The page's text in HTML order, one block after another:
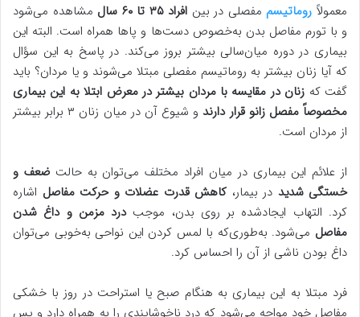
معمولاً روماتیسم مفصلی در بین افراد ۳۵ تا ۶۰ سال
مشاهده می‌شود
و با تورم مفاصل بدن به‌خصوص دست‌ها و پاها همراه است. البته این
بیماری در دوره میان‌سالی بیشتر بروز می‌کند. در پاسخ به این سؤال
که آیا زنان بیشتر به روماتیسم مفصلی مبتلا می‌شوند و یا مردان؟ باید
گفت که زنان در مقایسه با مردان بیشتر در معرض ابتلا به این بیماری
مخصوصاً مفصل زانو قرار دارند
و شیوع آن در میان زنان ۳ برابر بیشتر
از مردان است.
از علائم این بیماری در میان افراد مختلف می‌توان به حالتضعف و
خستگی شدید در بیمار، کاهش قدرت عضلات و حرکت مفاصل اشاره
کرد. التهاب ایجادشده بر روی بدن، موجبدرد مزمن و داغ شدن
مفاصل می‌شود. به‌طوری‌که با لمس کردن این نواحی به‌خوبی می‌توان
داغ بودن ناشی از آن را احساس کرد.
فرد مبتلا به این بیماری به هنگام صبح یا استراحت در روز با خشکی
مفاصل خود مواجه می‌شود که درد ناخوشایندی را به همراه دارد و پس